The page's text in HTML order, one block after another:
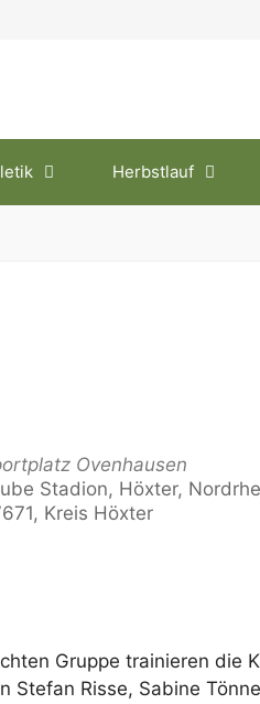
Herbstlauf
Ovenhausen
Stadion, Höxter,
Kreis Höxter
Gruppe trainieren die
Stefan Risse, Sabine